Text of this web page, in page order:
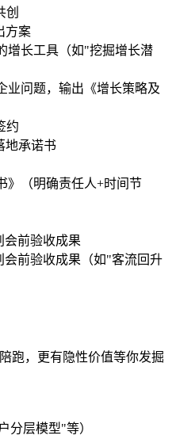
创
方案
增长工具（如"挖掘增长潜
问题，输出《增长策略及
约
地承诺书
》（明确责任人+时间节
会前验收成果
前验收成果（如"客流回升
跑，更有隐性价值等你发掘
分层模型"等）